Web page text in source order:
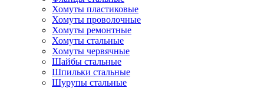
Хомуты пластиковые
Хомуты проволочные
Хомуты ремонтные
Хомуты стальные
Хомуты червячные
Шайбы стальные
Шпильки стальные
Шурупы стальные